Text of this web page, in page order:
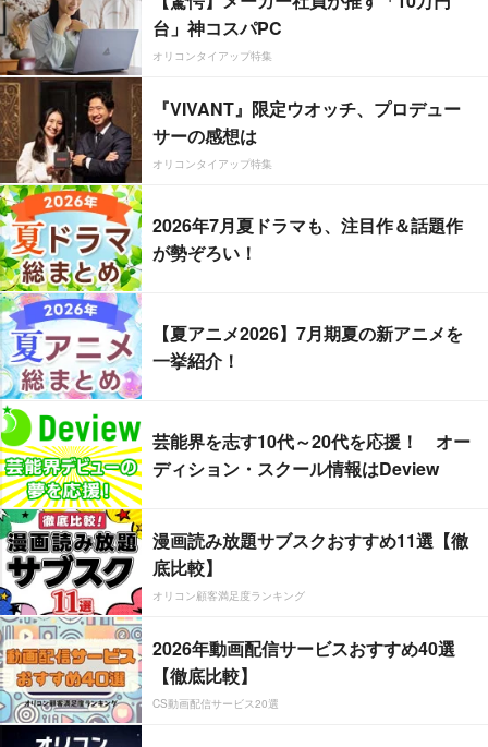
台」神コスパPC
オリコンタイアップ特集
『VIVANT』限定ウオッチ、プロデュー
サーの感想は
オリコンタイアップ特集
2026年7月夏ドラマも、注目作＆話題作
が勢ぞろい！
【夏アニメ2026】7月期夏の新アニメを
一挙紹介！
芸能界を志す10代～20代を応援！ オー
ディション・スクール情報はDeview
漫画読み放題サブスクおすすめ11選【徹
底比較】
オリコン顧客満足度ランキング
2026年動画配信サービスおすすめ40選
【徹底比較】
CS動画配信サービス20選